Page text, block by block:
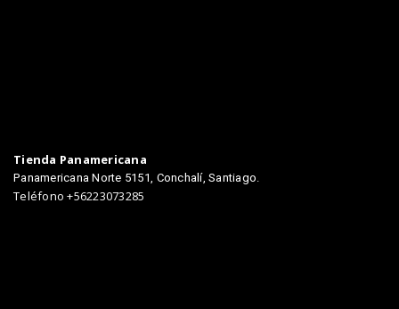
Tienda Panamericana
Panamericana Norte 5151, Conchalí, Santiago.
Teléfono +56223073285